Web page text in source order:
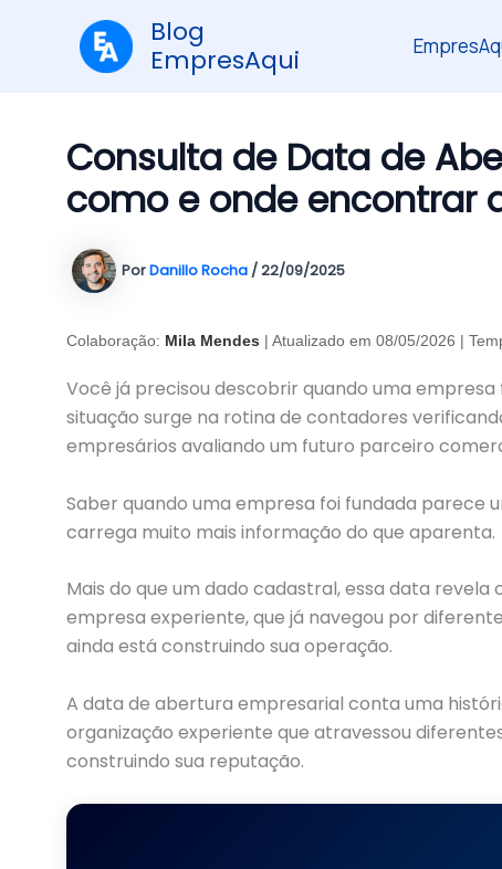
Blog
EmpresAqui
Consulta de Data de
como e onde encontrar
PorDanillo Rocha /22/09/2025
Colaboração: Mila Mendes | Atualizado em 08/05/2026 |
Você já precisou descobrir quando uma
situação surge na rotina de contadores
empresários avaliando um futuro parceiro
Saber quando uma empresa foi fundada parece
carrega muito mais informação do que aparenta.
Mais do que um dado cadastral, essa data
empresa experiente, que já navegou por
ainda está construindo sua operação.
A data de abertura empresarial conta uma
organização experiente que atravessou
construindo sua reputação.